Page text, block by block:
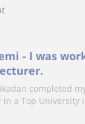
- I was
completed
a Top University